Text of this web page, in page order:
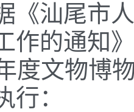
《汕尾市
作的通知
度文物博
行：